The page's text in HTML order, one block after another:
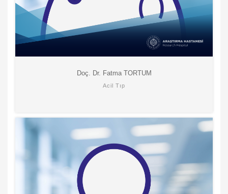
Doç. Dr. Fatma TORTUM
Acil Tıp